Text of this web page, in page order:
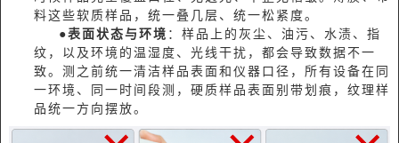
料这些软质样品，统一叠几层、统一松紧度。
●表面状态与环境 ：样品上的灰尘、油污、水渍、指
纹，以及环境的温湿度、光线干扰，都会导致数据不一
致。测之前统一清洁样品表面和仪器口径，所有设备在同
一环境、同一时间段测，硬质样品表面别带划痕，纹理样
品统一方向摆放。